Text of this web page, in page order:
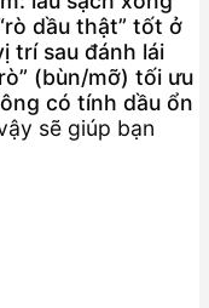
dầu thật” tốt ở
trí sau đánh lái
(bùn/mỡ) tối ưu
có tính dầu ổn
sẽ giúp bạn